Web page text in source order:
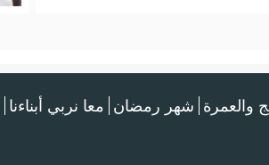
والعمرة شهر رمضان معا نربي أبناءنا